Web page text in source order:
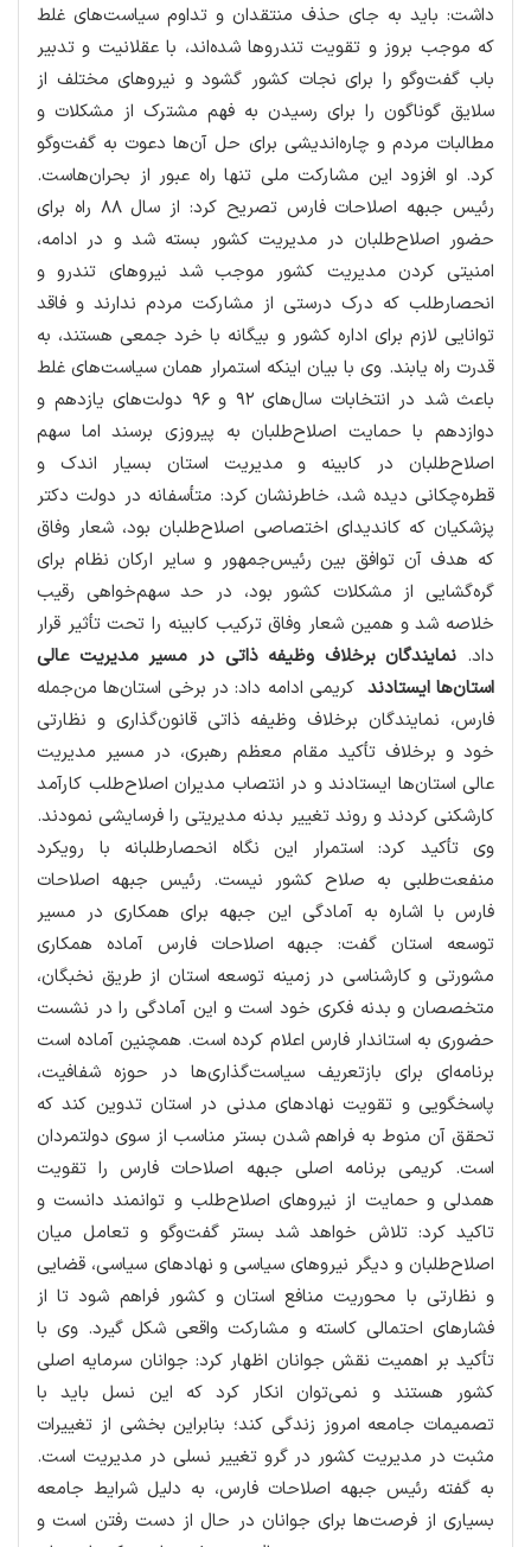
داشت: باید به جای حذف منتقدان و تداوم سیاست‌های غلط
که موجب بروز و تقویت تندروها شده‌اند، با عقلانیت و تدبیر
باب گفت‌وگو را برای نجات کشور گشود و نیروهای مختلف از
سلایق گوناگون را برای رسیدن به فهم مشترک از مشکلات و
مطالبات مردم و چاره‌اندیشی برای حل آن‌ها دعوت به گفت‌وگو
کرد. او افزود این مشارکت ملی تنها راه عبور از بحران‌هاست.
رئیس جبهه اصلاحات فارس تصریح کرد: از سال ۸۸ راه برای
حضور اصلاح‌طلبان در مدیریت کشور بسته شد و در ادامه،
امنیتی کردن مدیریت کشور موجب شد نیروهای تندرو و
انحصارطلب که درک درستی از مشارکت مردم ندارند و فاقد
توانایی لازم برای اداره کشور و بیگانه با خرد جمعی هستند، به
قدرت راه یابند. وی با بیان اینکه استمرار همان سیاست‌های غلط
باعث شد در انتخابات سال‌های ۹۲ و ۹۶ دولت‌های یازدهم و
دوازدهم با حمایت اصلاح‌طلبان به پیروزی برسند اما سهم
اصلاح‌طلبان در کابینه و مدیریت استان بسیار اندک و
قطره‌چکانی دیده شد، خاطرنشان کرد: متأسفانه در دولت دکتر
پزشکیان که کاندیدای اختصاصی اصلاح‌طلبان بود، شعار وفاق
که هدف آن توافق بین رئیس‌جمهور و سایر ارکان نظام برای
گره‌گشایی از مشکلات کشور بود، در حد سهم‌خواهی رقیب
خلاصه شد و همین شعار وفاق ترکیب کابینه را تحت تأثیر قرار
داد. نمایندگان برخلاف وظیفه ذاتی در مسیر مدیریت عالی
استان‌ها ایستادند کریمی ادامه داد: در برخی استان‌ها من‌جمله
فارس، نمایندگان برخلاف وظیفه ذاتی قانون‌گذاری و نظارتی
خود و برخلاف تأکید مقام معظم رهبری، در مسیر مدیریت
عالی استان‌ها ایستادند و در انتصاب مدیران اصلاح‌طلب کارآمد
کارشکنی کردند و روند تغییر بدنه مدیریتی را فرسایشی نمودند.
وی تأکید کرد: استمرار این نگاه انحصارطلبانه با رویکرد
منفعت‌طلبی به صلاح کشور نیست. رئیس جبهه اصلاحات
فارس با اشاره به آمادگی این جبهه برای همکاری در مسیر
توسعه استان گفت: جبهه اصلاحات فارس آماده همکاری
مشورتی و کارشناسی در زمینه توسعه استان از طریق نخبگان،
متخصصان و بدنه فکری خود است و این آمادگی را در نشست
حضوری به استاندار فارس اعلام کرده است. همچنین آماده است
برنامه‌ای برای بازتعریف سیاست‌گذاری‌ها در حوزه شفافیت،
پاسخگویی و تقویت نهادهای مدنی در استان تدوین کند که
تحقق آن منوط به فراهم شدن بستر مناسب از سوی دولتمردان
است. کریمی برنامه اصلی جبهه اصلاحات فارس را تقویت
همدلی و حمایت از نیروهای اصلاح‌طلب و توانمند دانست و
تاکید کرد: تلاش خواهد شد بستر گفت‌وگو و تعامل میان
اصلاح‌طلبان و دیگر نیروهای سیاسی و نهادهای سیاسی، قضایی
و نظارتی با محوریت منافع استان و کشور فراهم شود تا از
فشارهای احتمالی کاسته و مشارکت واقعی شکل گیرد. وی با
تأکید بر اهمیت نقش جوانان اظهار کرد: جوانان سرمایه اصلی
کشور هستند و نمی‌توان انکار کرد که این نسل باید با
تصمیمات جامعه امروز زندگی کند؛ بنابراین بخشی از تغییرات
مثبت در مدیریت کشور در گرو تغییر نسلی در مدیریت است.
به گفته رئیس جبهه اصلاحات فارس، به دلیل شرایط جامعه
بسیاری از فرصت‌ها برای جوانان در حال از دست رفتن است و